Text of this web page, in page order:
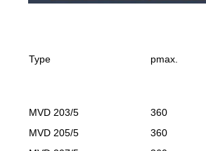
Type pmax.
MVD 203/5 360
MVD 205/5
360